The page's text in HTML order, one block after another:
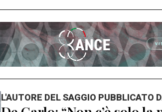
L'AUTORE DEL SAGGIO PUBBLICATO